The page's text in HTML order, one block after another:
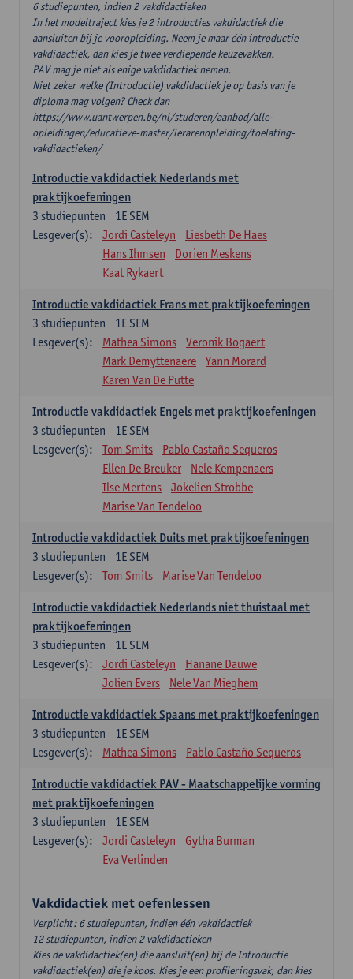
6 studiepunten, indien 2 vakdidactieken
In het modeltraject kies je 2 introducties vakdidactiek die
aansluiten bij je vooropleiding. Neem je maar één introductie
vakdidactiek, dan kies je twee verdiepende keuzevakken.
PAV mag je niet als enige vakdidactiek nemen.
Niet zeker welke (Introductie) vakdidactiek je op basis van je
diploma mag volgen? Check dan
https://www.uantwerpen.be/nl/studeren/aanbod/alle-
opleidingen/educatieve-master/lerarenopleiding/toelating-
vakdidactieken/
Introductie vakdidactiek Nederlands met
praktijkoefeningen
1E SEM
3 studiepunten
Lesgever(s):
Jordi Casteleyn
Liesbeth De Haes
Hans Ihmsen
Dorien Meskens
Kaat Rykaert
Introductie vakdidactiek Frans met praktijkoefeningen
1E SEM
3 studiepunten
Lesgever(s):
Mathea Simons
Veronik Bogaert
Mark Demyttenaere
Yann Morard
Karen Van De Putte
Introductie vakdidactiek Engels met praktijkoefeningen
1E SEM
3 studiepunten
Lesgever(s):
Tom Smits
Pablo Castaño Sequeros
Ellen De Breuker
Nele Kempenaers
Ilse Mertens
Jokelien Strobbe
Marise Van Tendeloo
Introductie vakdidactiek Duits met praktijkoefeningen
1E SEM
3 studiepunten
Lesgever(s):
Tom Smits Marise Van Tendeloo
Introductie vakdidactiek Nederlands niet thuistaal met
praktijkoefeningen
1E SEM
3 studiepunten
Lesgever(s):
Jordi Casteleyn
Hanane Dauwe
Jolien Evers
Nele Van Mieghem
Introductie vakdidactiek Spaans met praktijkoefeningen
1E SEM
3 studiepunten
Lesgever(s):
Mathea Simons Pablo Castaño Sequeros
Introductie vakdidactiek PAV - Maatschappelijke vorming
met praktijkoefeningen
1E SEM
3 studiepunten
Lesgever(s):
Jordi Casteleyn
Gytha Burman
Eva Verlinden
Vakdidactiek met oefenlessen
Verplicht: 6 studiepunten, indien één vakdidactiek
12 studiepunten, indien 2 vakdidactieken
Kies de vakdidactiek(en) die aansluit(en) bij de Introductie
vakdidactiek(en) die je koos. Kies je een profileringsvak, dan kies